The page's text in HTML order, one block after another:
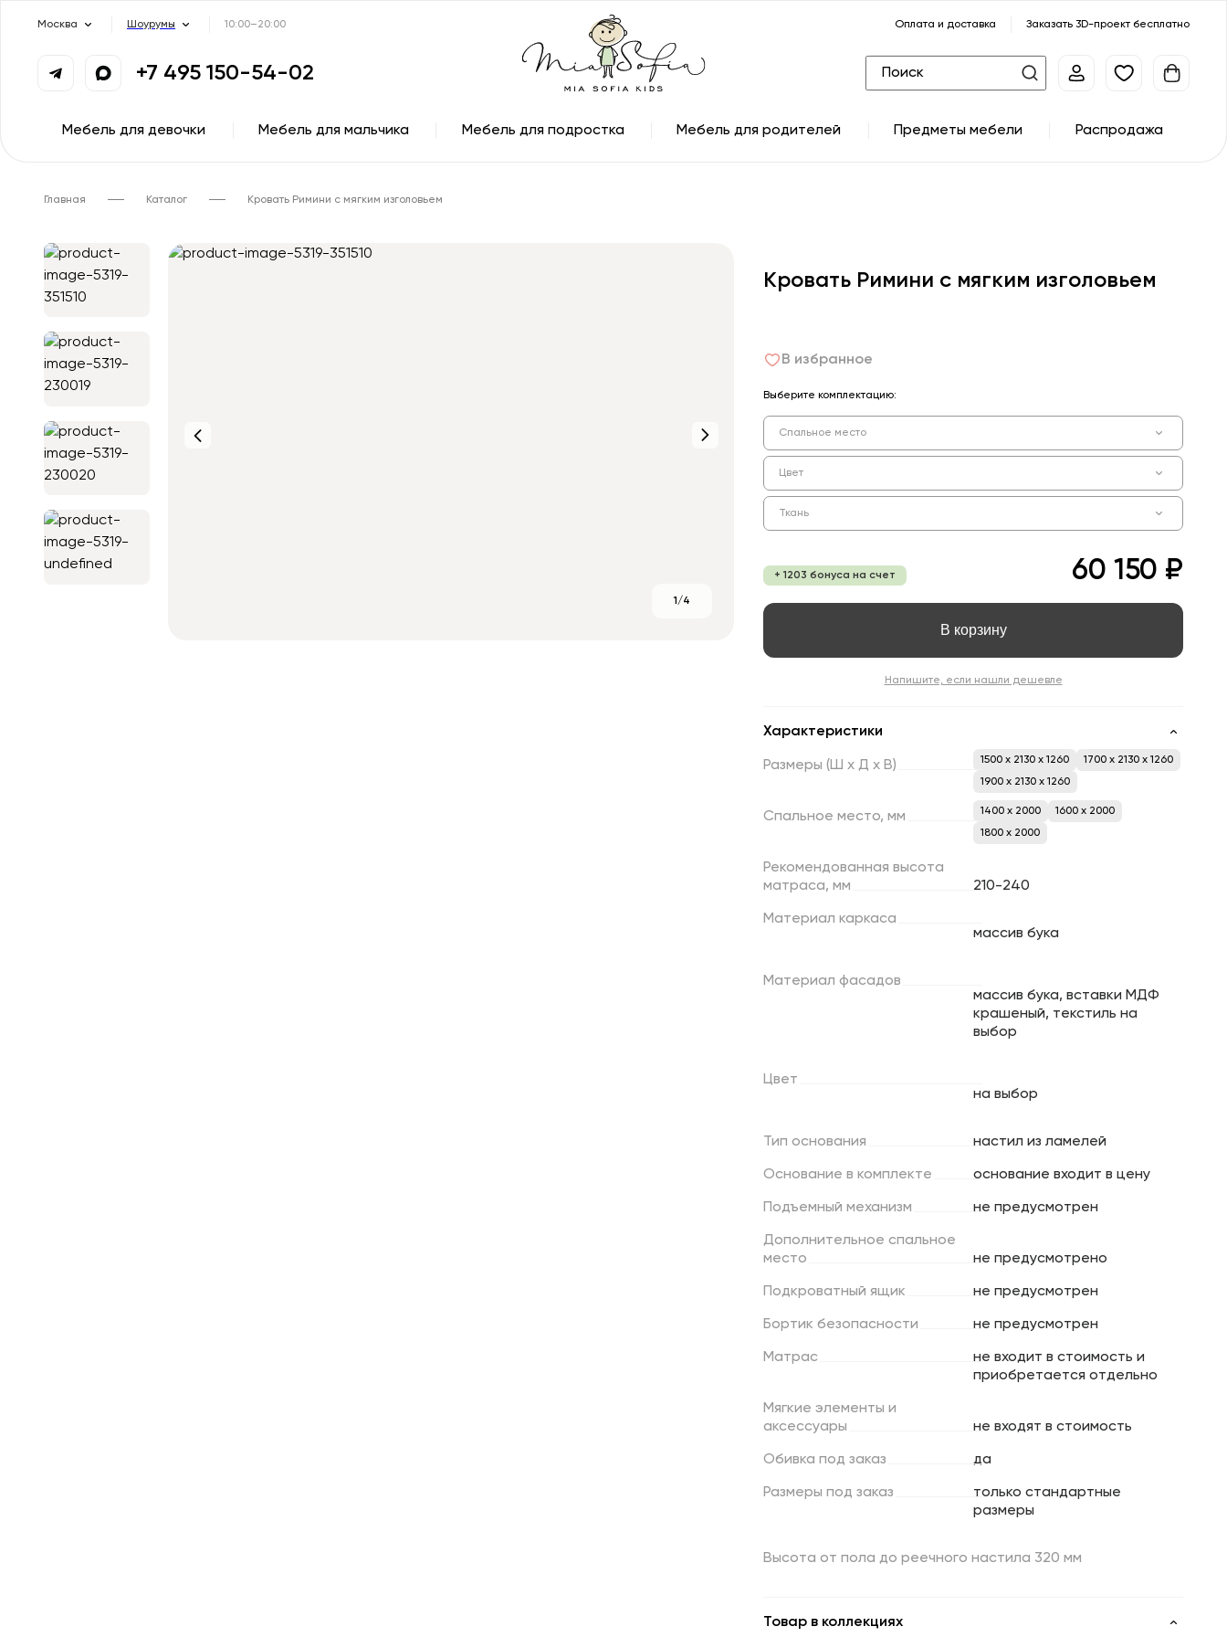
Москва Шоурумы 10:00–20:00 Оплата и доставка Заказать 3D-проект бесплатно
+7 495 150-54-02
Мебель для девочки Мебель для мальчика Мебель для подростка Мебель для родителей Предметы мебели Распродажа
Главная Каталог Кровать Римини с мягким изголовьем
1/4
Кровать Римини с мягким изголовьем
В избранное
Выберите комплектацию:
Спальное место
Цвет
Ткань
+ 1203 бонуса на счет 60 150 ₽
В корзину
Напишите, если нашли дешевле
Характеристики
Размеры (Ш х Д х В) 1500 x 2130 x 1260
1700 x 2130 x 1260
1900 x 2130 x 1260
Спальное место, мм 1400 х 2000
1600 х 2000
1800 х 2000
Рекомендованная высота
матраса, мм 210-240
Материал каркаса
массив бука
Материал фасадов
массив бука, вставки МДФ
крашеный, текстиль на
выбор
Цвет
на выбор
Тип основания настил из ламелей
Основание в комплекте основание входит в цену
Подъемный механизм не предусмотрен
Дополнительное спальное
место
не предусмотрено
Подкроватный ящик не предусмотрен
Бортик безопасности не предусмотрен
Матрас
не входит в стоимость и
приобретается отдельно
Мягкие элементы и
аксессуары
не входят в стоимость
Обивка под заказ да
Размеры под заказ
только стандартные
размеры
Высота от пола до реечного настила 320 мм
Товар в коллекциях